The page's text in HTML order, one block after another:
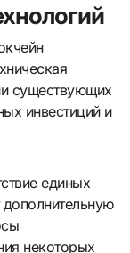
существующих
инвестиций и
единых
некоторых